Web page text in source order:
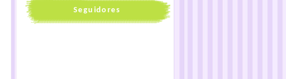
Seguidores